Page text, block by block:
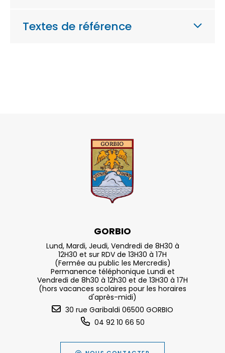
Textes de référence
GORBIO
Lund, Mardi, Jeudi, Vendredi de 8H30 à
12H30 et sur RDV de 13H30 à 17H
(Fermée au public les Mercredis)
Permanence téléphonique Lundi et
Vendredi de 8h30 à 12h30 et de 13H30 à 17H
(hors vacances scolaires pour les horaires
d'après-midi)
30 rue Garibaldi 06500 GORBIO
04 92 10 66 50